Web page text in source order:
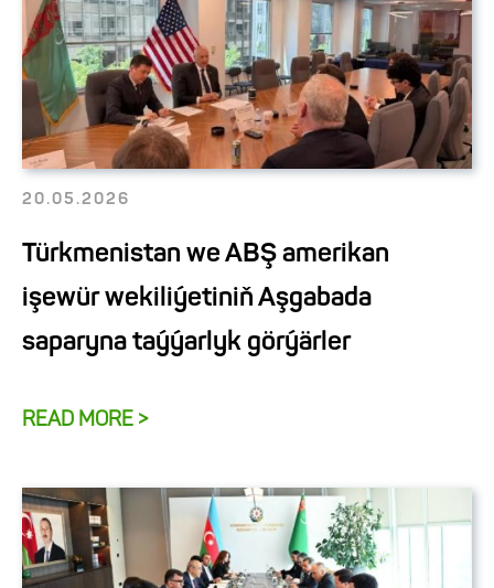
20.05.2026
Türkmenistan we ABŞ amerikan
işewür wekiliýetiniň Aşgabada
saparyna taýýarlyk görýärler
READ MORE >